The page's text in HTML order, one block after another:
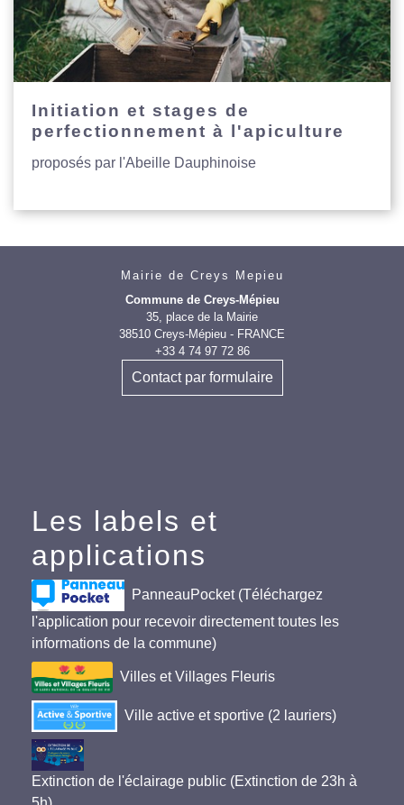
Initiation et stages de
perfectionnement à l'apiculture
proposés par l'Abeille Dauphinoise
Mairie de Creys Mepieu
Commune de Creys-Mépieu
35, place de la Mairie
38510 Creys-Mépieu - FRANCE
+33 4 74 97 72 86
Contact par formulaire
Les labels et
applications
PanneauPocket (Téléchargez
l'application pour recevoir directement toutes les
informations de la commune)
Villes et Villages Fleuris
Ville active et sportive (2 lauriers)
Extinction de l'éclairage public (Extinction de 23h à